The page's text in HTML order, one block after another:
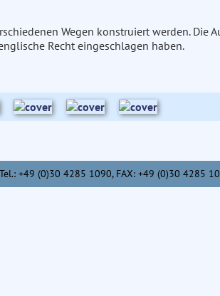
Wegen konstruiert werden. Die
Recht eingeschlagen haben.
Tel.: +49 (0)30 4285 1090, FAX: +49 (0)30 4285